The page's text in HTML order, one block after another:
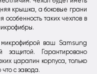
крышка, а боковые грани
особенность таких чехлов в
ваш Samsung
Гарантировано
царапин корпуса, только
что с завода.